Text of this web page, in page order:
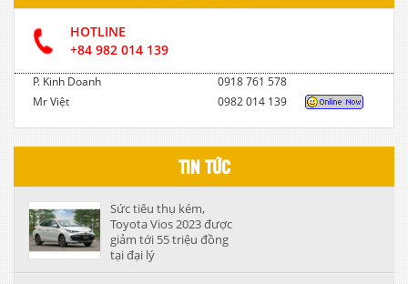
HOTLINE
+84 982 014 139
P. Kinh Doanh
0918 761 578
Mr Việt
0982 014 139
TIN TỨC
Sức tiêu thụ kém,
Toyota Vios 2023 được
giảm tới 55 triệu đồng
tại đại lý